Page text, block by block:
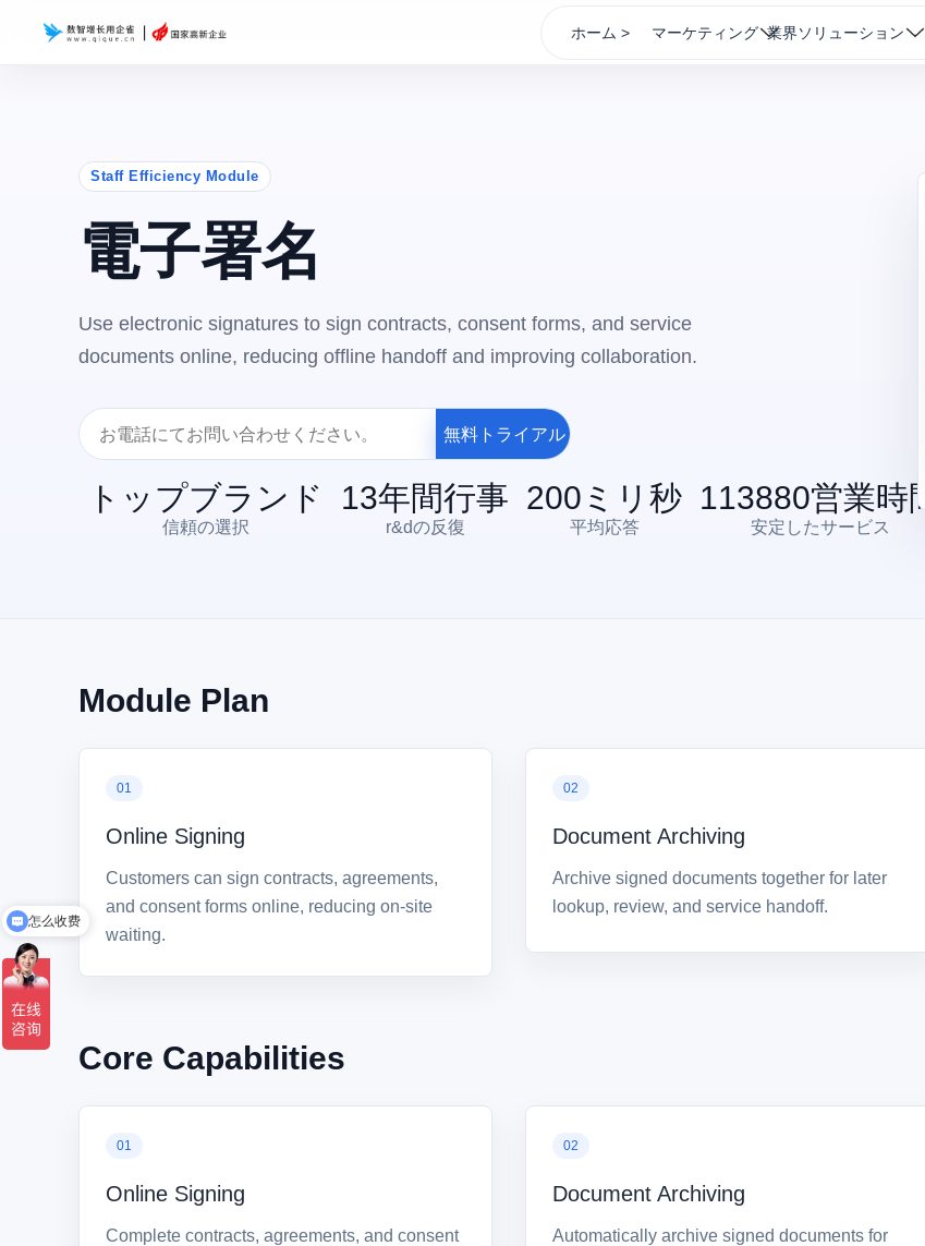
ホーム > マーケティング 業界ソリューション
Staff Efficiency Module
電子署名
Use electronic signatures to sign contracts, consent forms, and service
documents online, reducing offline handoff and improving collaboration.
無料トライアル
トップブランド 13年間行事 200 ミリ秒 113880営業時間
信頼の選択 r&dの反復 平均応答 安定したサービス
Module Plan
01
Online Signing
Customers can sign contracts, agreements,
and consent forms online, reducing on-site
waiting.
02
Document Archiving
Archive signed documents together for later
lookup, review, and service handoff.
Core Capabilities
Online Signing
Complete contracts, agreements, and consent
Document Archiving
Automatically archive signed documents for
怎么收费